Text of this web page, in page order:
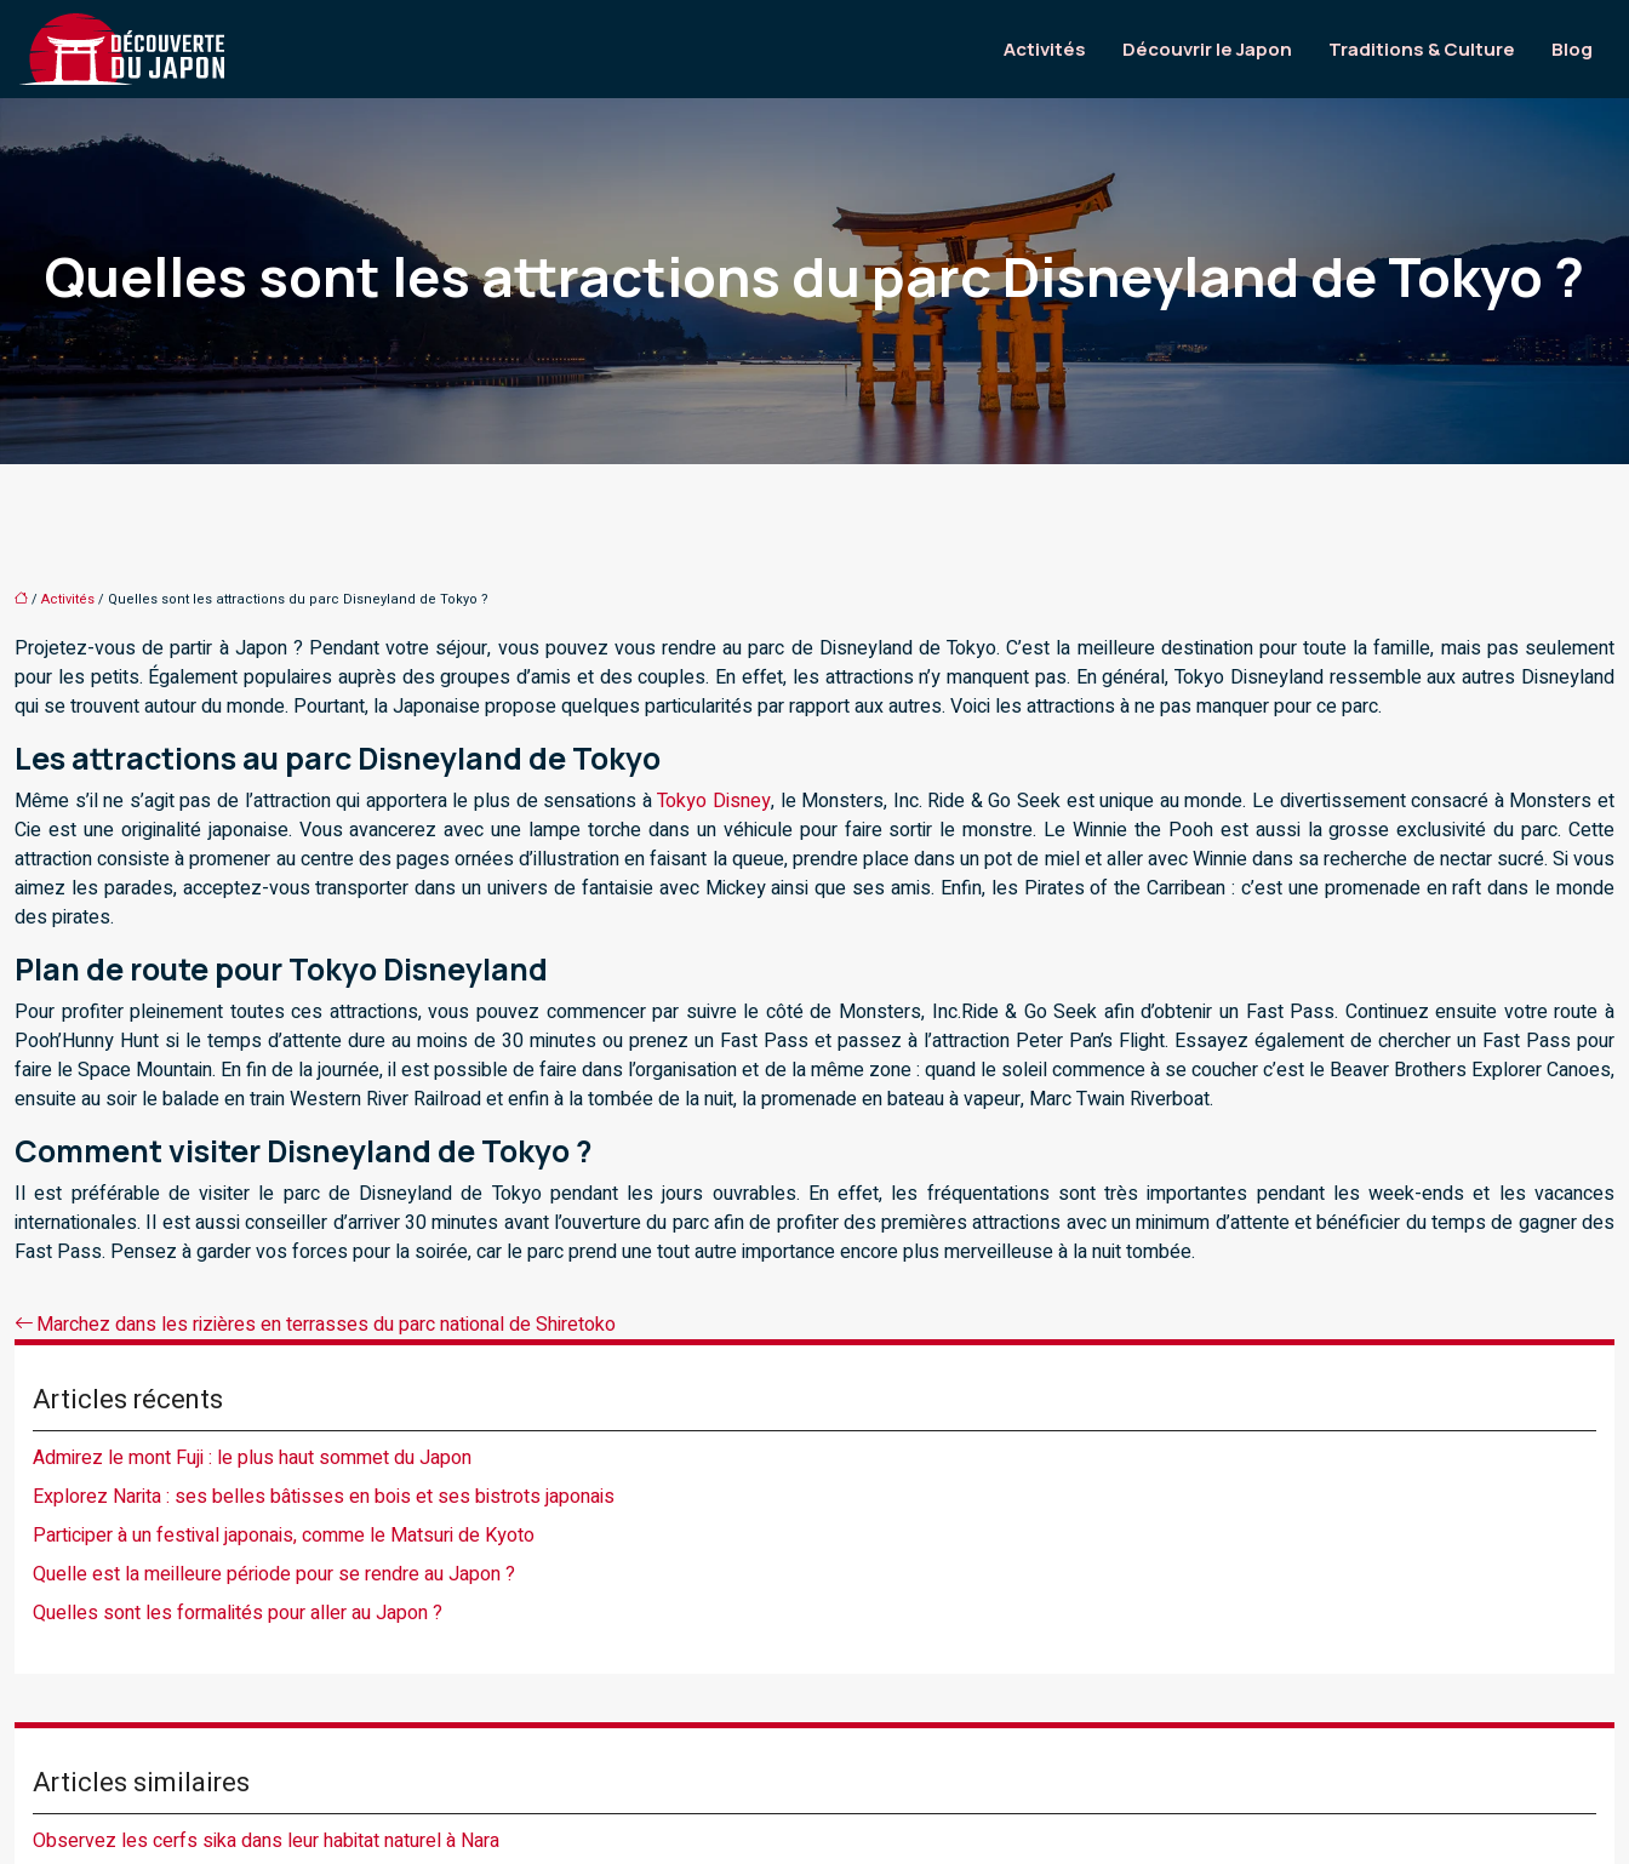
Activités Découvrir le Japon Traditions & Culture Blog
Quelles sont les attractions du parc Disneyland de Tokyo ?
/ Activités/ Quelles sont les attractions du parc Disneyland de Tokyo ?
Projetez-vous de partir à Japon ? Pendant votre séjour, vous pouvez vous rendre au parc de Disneyland de Tokyo. C’est la meilleure destination pour toute la famille, mais pas seulement
pour les petits. Également populaires auprès des groupes d’amis et des couples. En effet, les attractions n’y manquent pas. En général, Tokyo Disneyland ressemble aux autres Disneyland
qui se trouvent autour du monde. Pourtant, la Japonaise propose quelques particularités par rapport aux autres. Voici les attractions à ne pas manquer pour ce parc.
Les attractions au parc Disneyland de Tokyo
Même s’il ne s’agit pas de l’attraction qui apportera le plus de sensations àTokyo Disney, le Monsters, Inc. Ride & Go Seek est unique au monde. Le divertissement consacré à Monsters et
Cie est une originalité japonaise. Vous avancerez avec une lampe torche dans un véhicule pour faire sortir le monstre. Le Winnie the Pooh est aussi la grosse exclusivité du parc. Cette
attraction consiste à promener au centre des pages ornées d’illustration en faisant la queue, prendre place dans un pot de miel et aller avec Winnie dans sa recherche de nectar sucré. Si vous
aimez les parades, acceptez-vous transporter dans un univers de fantaisie avec Mickey ainsi que ses amis. Enfin, les Pirates of the Carribean : c’est une promenade en raft dans le monde
des pirates.
Plan de route pour Tokyo Disneyland
Pour profiter pleinement toutes ces attractions, vous pouvez commencer par suivre le côté de Monsters, Inc.Ride & Go Seek afin d’obtenir un Fast Pass. Continuez ensuite votre route à
Pooh’Hunny Hunt si le temps d’attente dure au moins de 30 minutes ou prenez un Fast Pass et passez à l’attraction Peter Pan’s Flight. Essayez également de chercher un Fast Pass pour
faire le Space Mountain. En fin de la journée, il est possible de faire dans l’organisation et de la même zone : quand le soleil commence à se coucher c’est le Beaver Brothers Explorer Canoes,
ensuite au soir le balade en train Western River Railroad et enfin à la tombée de la nuit, la promenade en bateau à vapeur, Marc Twain Riverboat.
Comment visiter Disneyland de Tokyo ?
Il est préférable de visiter le parc de Disneyland de Tokyo pendant les jours ouvrables. En effet, les fréquentations sont très importantes pendant les week-ends et les vacances
internationales. Il est aussi conseiller d’arriver 30 minutes avant l’ouverture du parc afin de profiter des premières attractions avec un minimum d’attente et bénéficier du temps de gagner des
Fast Pass. Pensez à garder vos forces pour la soirée, car le parc prend une tout autre importance encore plus merveilleuse à la nuit tombée.
Marchez dans les rizières en terrasses du parc national de Shiretoko
Articles récents
Admirez le mont Fuji : le plus haut sommet du Japon
Explorez Narita : ses belles bâtisses en bois et ses bistrots japonais
Participer à un festival japonais, comme le Matsuri de Kyoto
Quelle est la meilleure période pour se rendre au Japon ?
Quelles sont les formalités pour aller au Japon ?
Articles similaires
Observez les cerfs sika dans leur habitat naturel à Nara